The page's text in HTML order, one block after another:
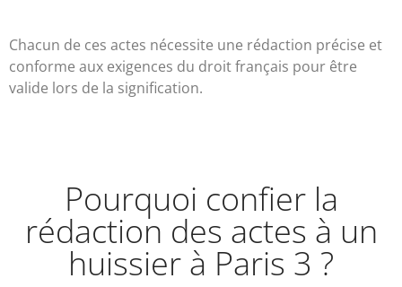
Chacun de ces actes nécessite une rédaction précise et
conforme aux exigences du droit français pour être
valide lors de la signification.
Pourquoi confier la
rédaction des actes à un
huissier à Paris 3 ?